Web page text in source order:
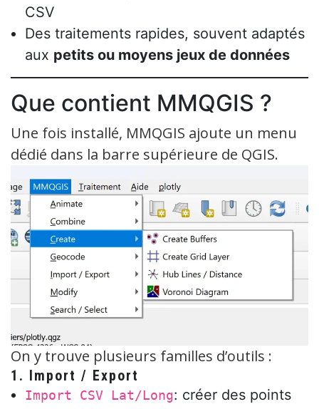
CSV
Des traitements rapides, souvent adaptés
aux petits ou moyens jeux de données
Que contient MMQGIS ?
Une fois installé, MMQGIS ajoute un menu
dédié dans la barre supérieure de QGIS.
On y trouve plusieurs familles d’outils :
1. Import / Export
Import CSV Lat/Long: créer des points